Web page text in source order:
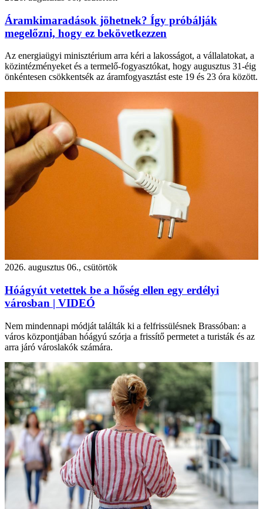
Áramkimaradások jöhetnek? Így próbálják
megelőzni, hogy ez bekövetkezzen
Az energiaügyi minisztérium arra kéri a lakosságot, a vállalatokat, a
közintézményeket és a termelő-fogyasztókat, hogy augusztus 31-éig
önkéntesen csökkentsék az áramfogyasztást este 19 és 23 óra között.
2026. augusztus 06., csütörtök
Hóágyút vetettek be a hőség ellen egy erdélyi
városban | VIDEÓ
Nem mindennapi módját találták ki a felfrissülésnek Brassóban: a
város központjában hóágyú szórja a frissítő permetet a turisták és az
arra járó városlakók számára.